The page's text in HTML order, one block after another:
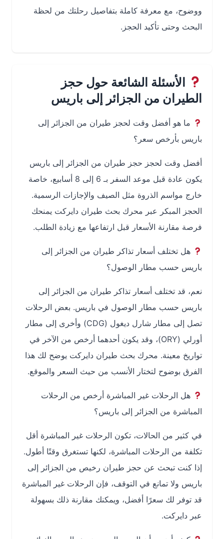
ووضوح، مع معرفة كاملة بتفاصيل رحلتك من لحظة
البحث وحتى تأكيد الحجز.
الأسئلة الشائعة حول حجز
الطيران من الجزائر إلى باريس
ما هو أفضل وقت لحجز طيران من الجزائر إلى
باريس بأرخص سعر؟
أفضل وقت لحجز حجز طيران من الجزائر إلى باريس
يكون عادة قبل موعد السفر بـ 6 إلى 8 أسابيع، خاصة
خارج مواسم الذروة مثل الصيف والإجازات الرسمية.
الحجز المبكر عبر محرك بحث طيران دايركت يمنحك
فرصة مقارنة الأسعار قبل ارتفاعها مع زيادة الطلب.
هل تختلف أسعار تذاكر طيران من الجزائر إلى
باريس حسب مطار الوصول؟
نعم، قد تختلف أسعار تذاكر طيران من الجزائر إلى
باريس حسب مطار الوصول في باريس. بعض الرحلات
تصل إلى مطار شارل ديغول (CDG) وأخرى إلى مطار
أورلي (ORY)، وقد يكون أحدهما أرخص من الآخر في
تواريخ معينة. محرك بحث طيران دايركت يوضح لك هذا
الفرق بوضوح لتختار الأنسب من حيث السعر والموقع.
هل الرحلات غير المباشرة أرخص من الرحلات
المباشرة من الجزائر إلى باريس؟
في كثير من الحالات، تكون الرحلات غير المباشرة أقل
تكلفة من الرحلات المباشرة، لكنها تستغرق وقتًا أطول.
إذا كنت تبحث عن حجز طيران رخيص من الجزائر إلى
باريس ولا تمانع في التوقف، فإن الرحلات غير المباشرة
قد توفر لك سعرًا أفضل، ويمكنك مقارنة ذلك بسهولة
عبر دايركت.